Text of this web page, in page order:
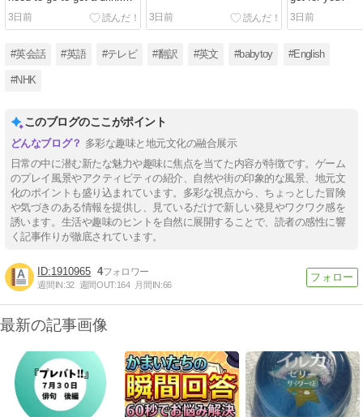
first.
3日前 3日前
3日前
#英会話 #英語 #テレビ #翻訳 #英文 #babytoy #English
#NHK
このブログのここがポイント
多彩な趣味と地元文化の融合展示
日常の中に潜む新たな魅力や趣味に焦点を当てた内容が特徴です。ゲーム
のプレイ風景やアクティビティの紹介、自然や街の印象的な風景、地元文
化のポイントも盛り込まれています。多彩な視点から、ちょっとした冒険
や気づきのある情報を提供し、見ているだけで新しい発見やワクワク感を
誘います。生活や趣味のヒントを自然に展開することで、読者の感性に響
く記事作りが徹底されています。
1910965 4
週間IN:32 週間OUT:164 月間IN:66
最新の記事画像